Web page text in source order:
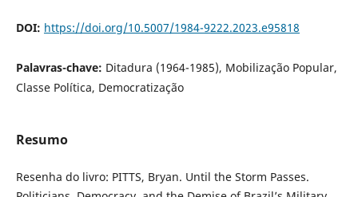
DOI: https://doi.org/10.5007/1984-9222.2023.e95818
Palavras-chave: Ditadura (1964-1985), Mobilização Popular,
Classe Política, Democratização
Resumo
Resenha do livro: PITTS, Bryan. Until the Storm Passes.